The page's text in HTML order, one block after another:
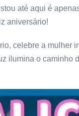
até aqui é
aniversário!
celebre a mulher
ilumina o caminho